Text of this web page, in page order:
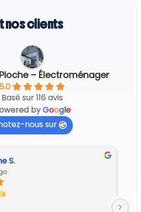
nos clients
– Électroménager
5.0
Basé sur 116 avis
byGoogle
nous sur